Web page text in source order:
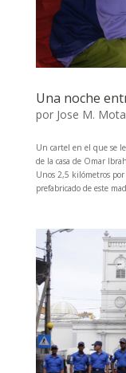
Una noche
por Jose M. Mota
Un cartel en el que se
de la casa de Omar
Unos 2,5 kilómetros
prefabricado de este